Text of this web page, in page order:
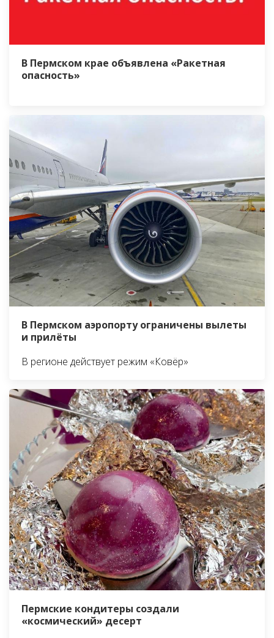
В Пермском крае объявлена «Ракетная
опасность»
В Пермском аэропорту ограничены вылеты
и прилёты
В регионе действует режим «Ковёр»
Пермские кондитеры создали
«космический» десерт